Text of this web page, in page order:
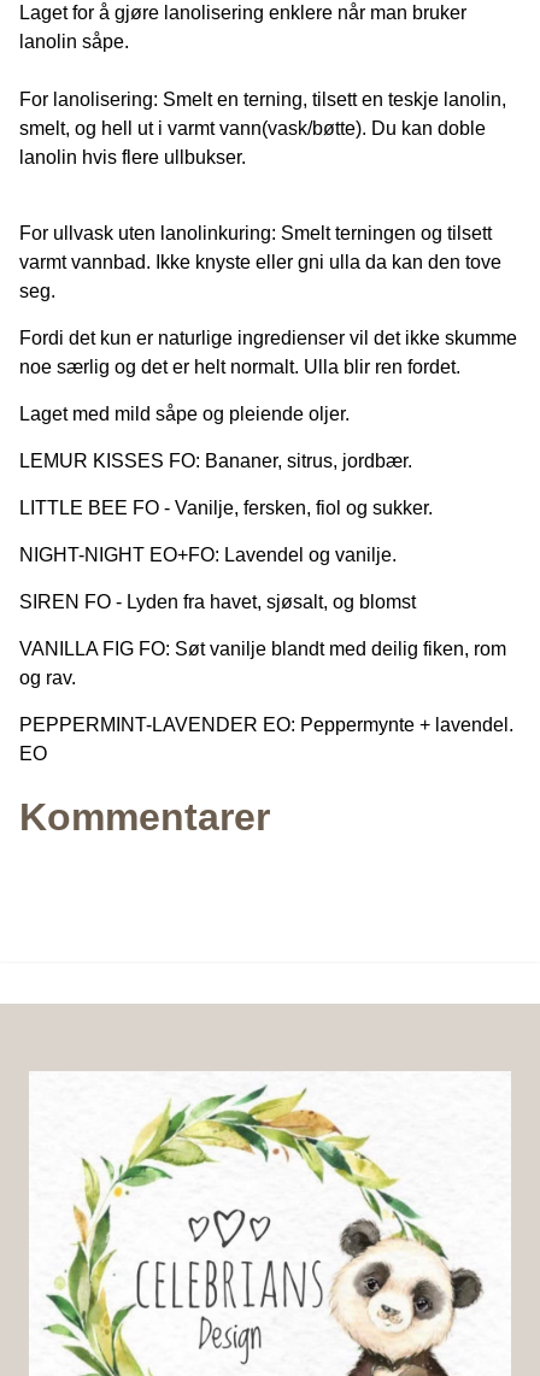
Laget for å gjøre lanolisering enklere når man bruker
lanolin såpe.
For lanolisering: Smelt en terning, tilsett en teskje lanolin,
smelt, og hell ut i varmt vann(vask/bøtte). Du kan doble
lanolin hvis flere ullbukser.
For ullvask uten lanolinkuring: Smelt terningen og tilsett
varmt vannbad. Ikke knyste eller gni ulla da kan den tove
seg.
Fordi det kun er naturlige ingredienser vil det ikke skumme
noe særlig og det er helt normalt. Ulla blir ren fordet.
Laget med mild såpe og pleiende oljer.
LEMUR KISSES FO: Bananer, sitrus, jordbær.
LITTLE BEE FO - Vanilje, fersken, fiol og sukker.
NIGHT-NIGHT EO+FO: Lavendel og vanilje.
SIREN FO - Lyden fra havet, sjøsalt, og blomst
VANILLA FIG FO: Søt vanilje blandt med deilig fiken, rom
og rav.
PEPPERMINT-LAVENDER EO: Peppermynte + lavendel.
EO
Kommentarer